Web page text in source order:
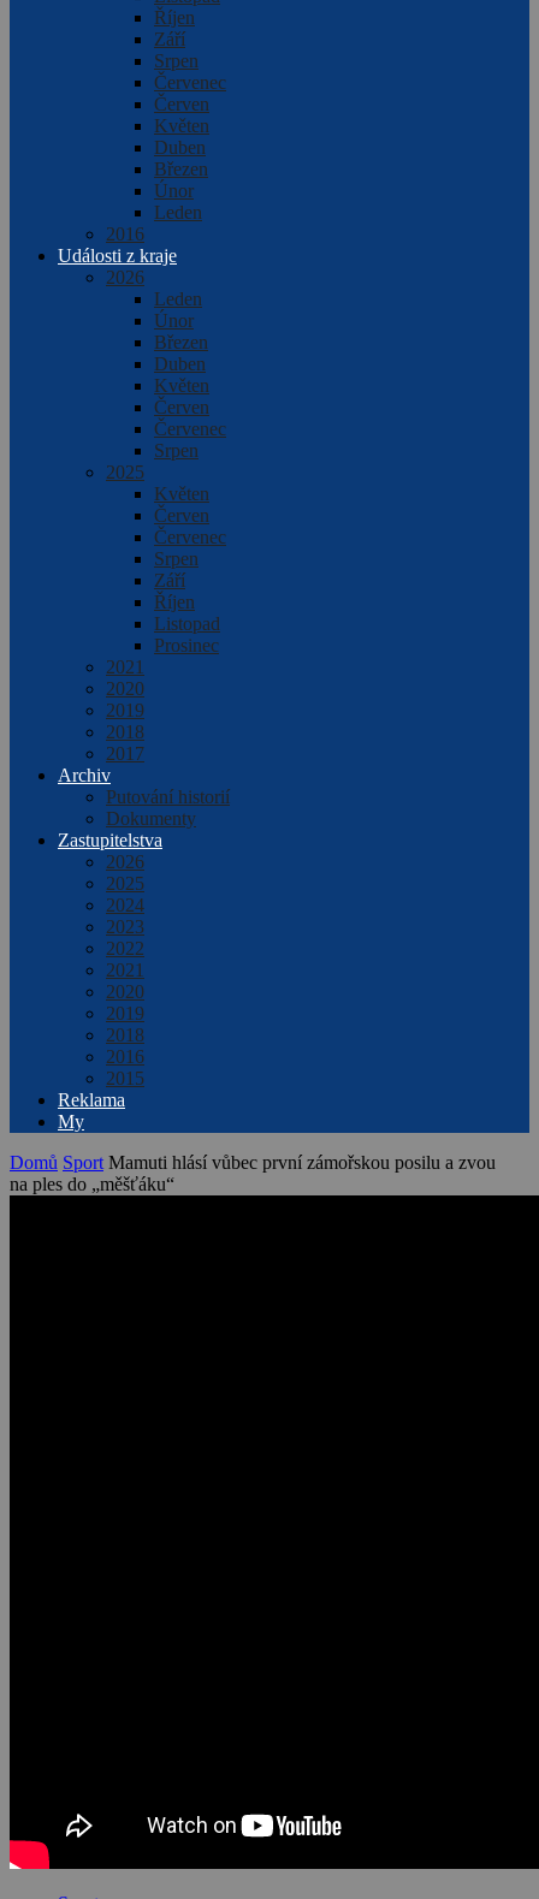
Říjen
Září
Srpen
Červenec
Červen
Květen
Duben
Březen
Únor
Leden
2016
Události z kraje
2026
Leden
Únor
Březen
Duben
Květen
Červen
Červenec
Srpen
2025
Květen
Červen
Červenec
Srpen
Září
Říjen
Listopad
Prosinec
2021
2020
2019
2018
2017
Archiv
Putování historií
Dokumenty
Zastupitelstva
2026
2025
2024
2023
2022
2021
2020
2019
2018
2016
2015
Reklama
My
Domů Sport Mamuti hlásí vůbec první zámořskou posilu a zvou
na ples do „měšťáku“